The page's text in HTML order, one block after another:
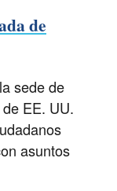
de
sede de
EE. UU.
asuntos